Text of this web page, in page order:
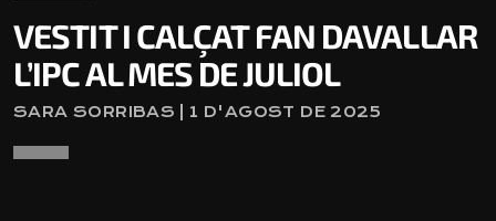
VESTIT I CALÇAT FAN DAVALLAR
L’IPC AL MES DE JULIOL
SARA SORRIBAS | 1 D'AGOST DE 2025